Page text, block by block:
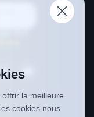
la meilleure
cookies nous